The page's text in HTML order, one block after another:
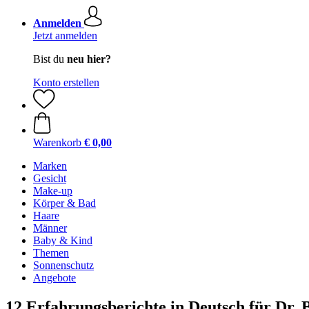
Anmelden
Jetzt anmelden
Bist du neu hier?
Konto erstellen
Warenkorb € 0,00
Marken
Gesicht
Make-up
Körper & Bad
Haare
Männer
Baby & Kind
Themen
Sonnenschutz
Angebote